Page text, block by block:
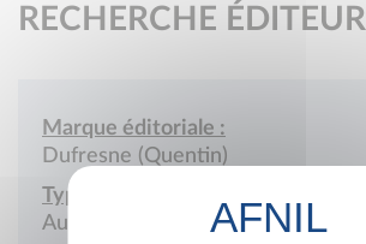
RECHERCHE ÉDITEUR
Marque éditoriale :
Dufresne (Quentin)
Type de société :
Auto-édition